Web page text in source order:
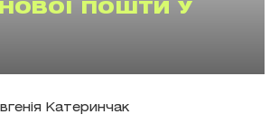
ПОШТИ У
Катеринчак